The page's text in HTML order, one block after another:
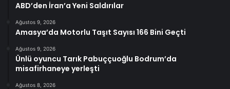
ABD’den İran’a Yeni Saldırılar
Ağustos 9, 2026
Amasya’da Motorlu Taşıt Sayısı 166 Bini Geçti
Ağustos 9, 2026
Ünlü oyuncu Tarık Pabuççuoğlu Bodrum’da
misafirhaneye yerleşti
Ağustos 8, 2026